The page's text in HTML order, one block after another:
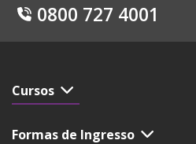
0800 727 4001
Cursos
Formas de Ingresso